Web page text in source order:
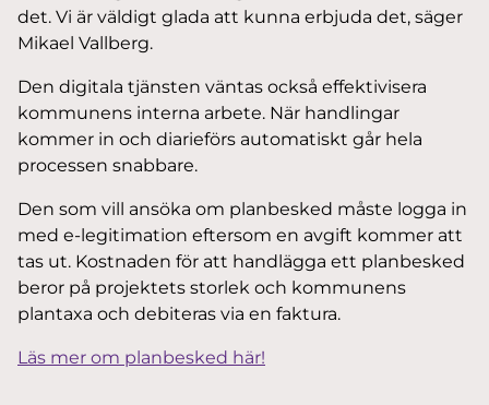
det. Vi är väldigt glada att kunna erbjuda det, säger
Mikael Vallberg.
Den digitala tjänsten väntas också effektivisera
kommunens interna arbete. När handlingar
kommer in och diarieförs automatiskt går hela
processen snabbare.
Den som vill ansöka om planbesked måste logga in
med e-legitimation eftersom en avgift kommer att
tas ut. Kostnaden för att handlägga ett planbesked
beror på projektets storlek och kommunens
plantaxa och debiteras via en faktura.
Läs mer om planbesked här!